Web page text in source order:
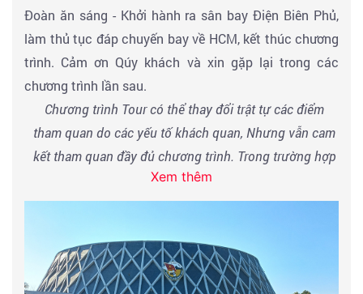
Đoàn ăn sáng - Khởi hành ra sân bay Điện Biên Phủ,
làm thủ tục đáp chuyến bay về HCM, kết thúc chương
trình. Cảm ơn Qúy khách và xin gặp lại trong các
chương trình lần sau.
Chương trình Tour có thể thay đổi trật tự các điểm
tham quan do các yếu tố khách quan, Nhưng vẫn cam
kết tham quan đầy đủ chương trình. Trong trường hợp
điểm tham quan bị đóng cửa do nguyên nhân khách
quan như thời tiết, dịch bệnh…Cty sẽ thay thế bằng
Xem thêm